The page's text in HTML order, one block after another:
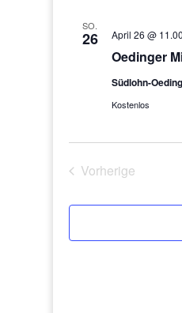
SO.
26
Oedinger
April 26 @ 11.00
Südlohn-Oeding
Kostenlos
Vorherige